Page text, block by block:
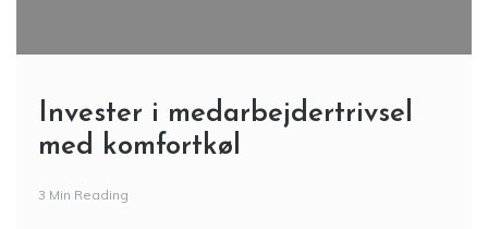
Invester i medarbejdertrivsel
med komfortkøl
3 Min Reading